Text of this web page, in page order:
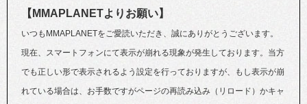
【MMAPLANETよりお願い】
いつもMMAPLANETをご愛読いただき、誠にありがとうございます。
現在、スマートフォンにて表示が崩れる現象が発生しております。当方
でも正しい形で表示されるよう設定を行っておりますが、もし表示が崩
れている場合は、お手数ですがページの再読み込み（リロード）かキャ